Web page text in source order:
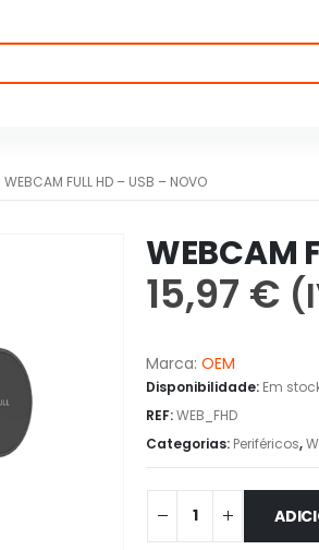
WEBCAM FULL HD – USB – NOVO
WEBCAM
15,97 €
Marca: OEM
Disponibilidade: Em
REF:WEB_FHD
Categorias: Periféricos,